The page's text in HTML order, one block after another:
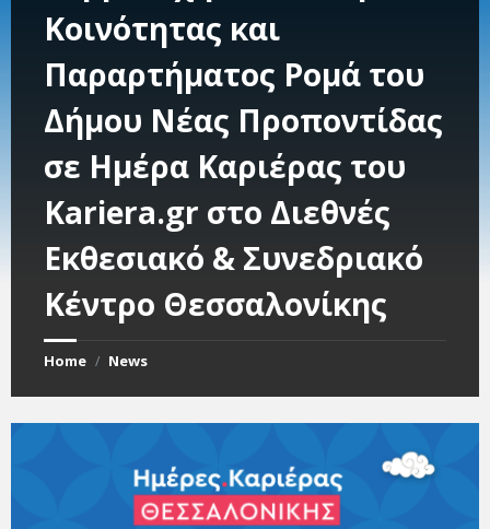
Κοινότητας και
Παραρτήματος Ρομά του
Δήμου Νέας Προποντίδας
σε Ημέρα Καριέρας του
Kariera.gr στο Διεθνές
Εκθεσιακό & Συνεδριακό
Κέντρο Θεσσαλονίκης
Home / News